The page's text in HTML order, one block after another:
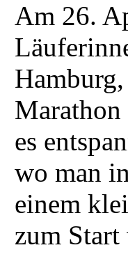
Am 26.
es
wo man
einem
zum Start